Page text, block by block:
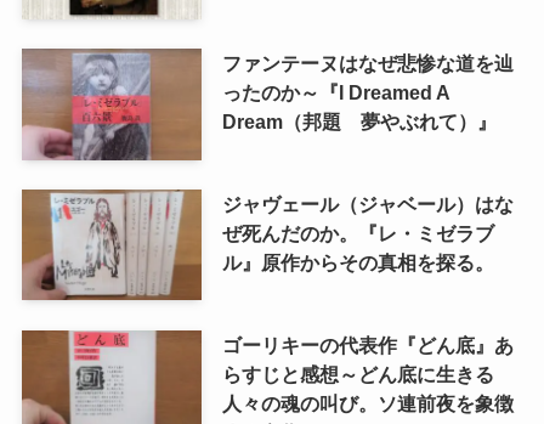
ファンテーヌはなぜ悲惨な道を辿
ったのか～『I Dreamed A
Dream（邦題 夢やぶれて）』
ジャヴェール（ジャベール）はな
ぜ死んだのか。『レ・ミゼラブ
ル』原作からその真相を探る。
ゴーリキーの代表作『どん底』あ
らすじと感想～どん底に生きる
人々の魂の叫び。ソ連前夜を象徴